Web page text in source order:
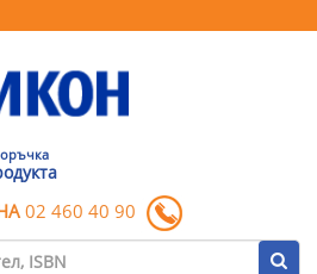
02 460 40 90